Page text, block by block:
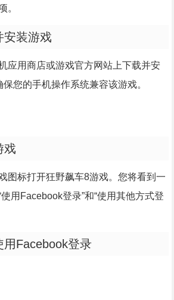
。
安装游戏
应用商店或游戏官方网站上下载并安
您的手机操作系统兼容该游戏。
戏
图标打开狂野飙车8游戏。您将看到一
用Facebook登录”和“使用其他方式登
用Facebook登录